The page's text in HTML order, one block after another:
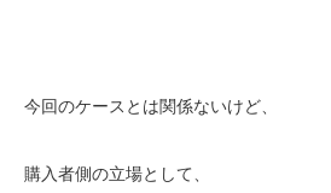
今回のケースとは関係ないけど、
購入者側の立場として、